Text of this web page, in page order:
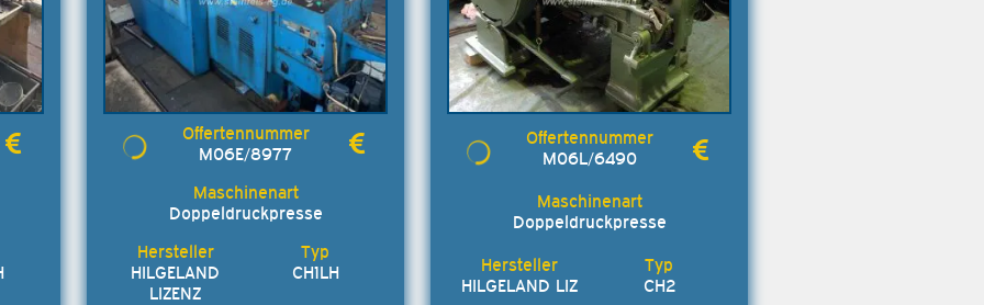
M06E/8977
Doppeldruckpresse
HILGELAND
LIZENZ
CH1LH
M06L/6490
Doppeldruckpresse
HILGELAND LIZ CH2